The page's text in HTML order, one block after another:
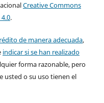
Creative Commons
.
de manera adecuada,
indicar si se han realizado
forma razonable, pero
usted o su uso tienen el